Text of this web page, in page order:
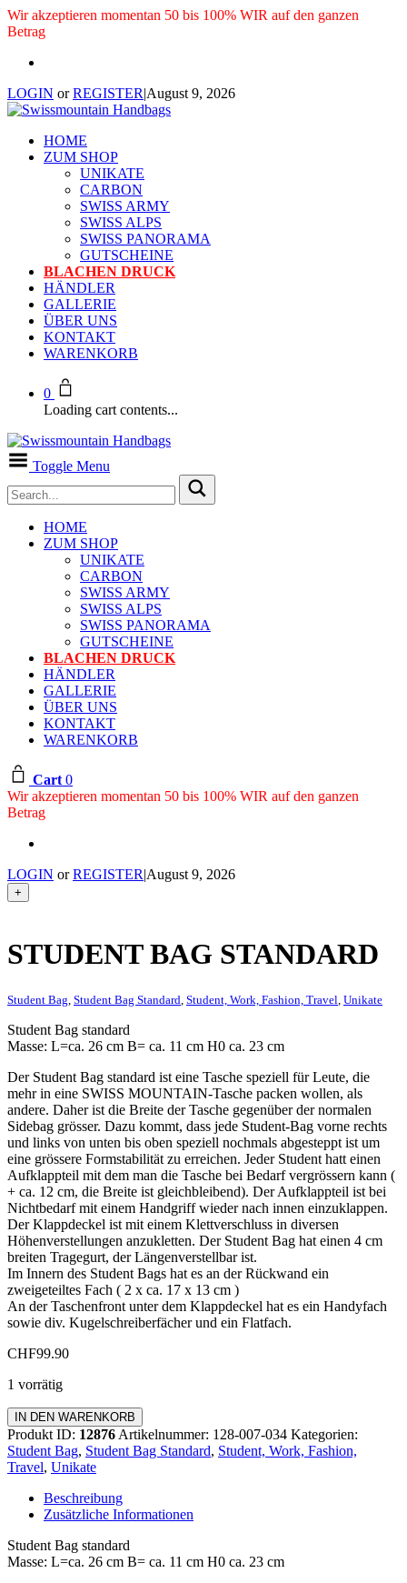
Wir akzeptieren momentan 50 bis 100% WIR auf den ganzen
Betrag
LOGIN orREGISTER|August 9, 2026
HOME
ZUM SHOP
UNIKATE
CARBON
SWISS ARMY
SWISS ALPS
SWISS PANORAMA
GUTSCHEINE
BLACHEN DRUCK
HÄNDLER
GALLERIE
ÜBER UNS
KONTAKT
WARENKORB
0
Loading cart contents...
Toggle Menu
HOME
ZUM SHOP
UNIKATE
CARBON
SWISS ARMY
SWISS ALPS
SWISS PANORAMA
GUTSCHEINE
BLACHEN DRUCK
HÄNDLER
GALLERIE
ÜBER UNS
KONTAKT
WARENKORB
Cart 0
Wir akzeptieren momentan 50 bis 100% WIR auf den ganzen
Betrag
LOGIN orREGISTER|August 9, 2026
+
STUDENT BAG STANDARD
Student Bag Student Bag Standard Student, Work, Fashion, Travel Unikate
Student Bag standard
Masse: L=ca. 26 cm B= ca. 11 cm H0 ca. 23 cm
Der Student Bag standard ist eine Tasche speziell für Leute, die
mehr in eine SWISS MOUNTAIN-Tasche packen wollen, als
andere. Daher ist die Breite der Tasche gegenüber der normalen
Sidebag grösser. Dazu kommt, dass jede Student-Bag vorne rechts
und links von unten bis oben speziell nochmals abgesteppt ist um
eine grössere Formstabilität zu erreichen. Jeder Student hatt einen
Aufklappteil mit dem man die Tasche bei Bedarf vergrössern kann (
+ ca. 12 cm, die Breite ist gleichbleibend). Der Aufklappteil ist bei
Nichtbedarf mit einem Handgriff wieder nach innen einzuklappen.
Der Klappdeckel ist mit einem Klettverschluss in diversen
Höhenverstellungen anzukletten. Der Student Bag hat einen 4 cm
breiten Tragegurt, der Längenverstellbar ist.
Im Innern des Student Bags hat es an der Rückwand ein
zweigeteiltes Fach ( 2 x ca. 17 x 13 cm )
An der Taschenfront unter dem Klappdeckel hat es ein Handyfach
sowie div. Kugelschreiberfächer und ein Flatfach.
CHF99.90
1 vorrätig
Student
Bag
Standard
Menge
IN DEN WARENKORB
Produkt ID: 12876 Artikelnummer: 128-007-034 Kategorien:
Student Bag, Student Bag Standard, Student, Work, Fashion,
Travel, Unikate
Beschreibung
Zusätzliche Informationen
Student Bag standard
Masse: L=ca. 26 cm B= ca. 11 cm H0 ca. 23 cm